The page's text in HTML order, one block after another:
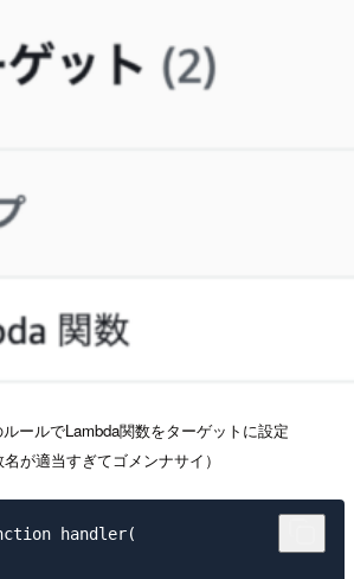
ールでLambda関数をターゲットに設定
名が適当すぎてゴメンナサイ）
handler(